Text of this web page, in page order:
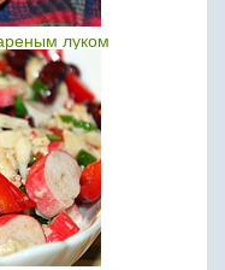
луком